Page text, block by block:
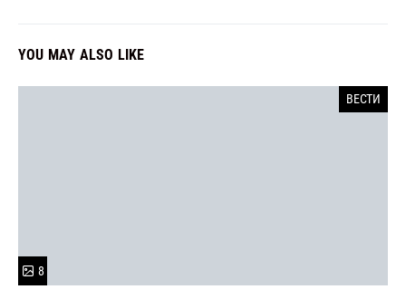
YOU MAY ALSO LIKE
ВЕСТИ
8